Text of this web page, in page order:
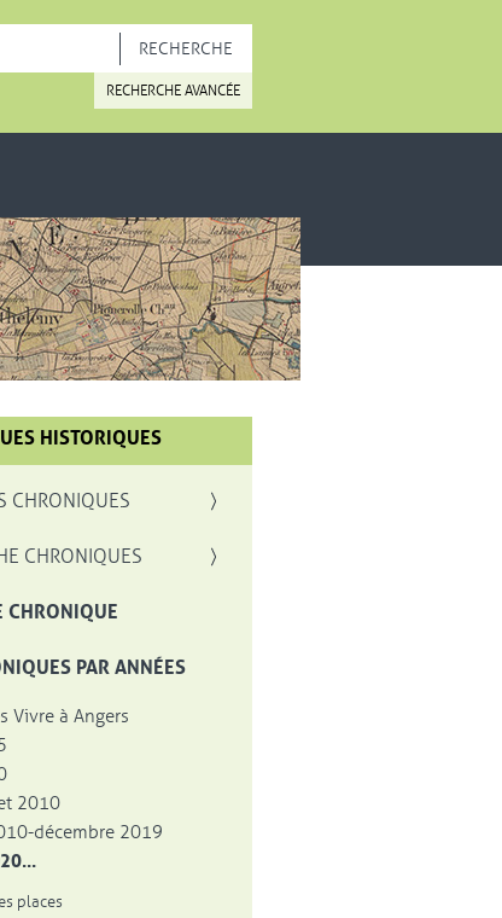
RECHERCHE AVANCÉE
HISTORIQUES
CHRONIQUES
CHRONIQUES , OUVRE UNE NOUVELLE FENÊTRE
CHRONIQUE
PAR ANNÉES
Vivre à Angers
2010
décembre 2019
places